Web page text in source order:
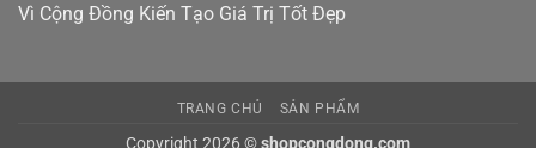
Vì Cộng Đồng Kiến Tạo Giá Trị Tốt Đẹp
TRANG CHỦ SẢN PHẨM
Copyright 2026 ©shopcongdong.com